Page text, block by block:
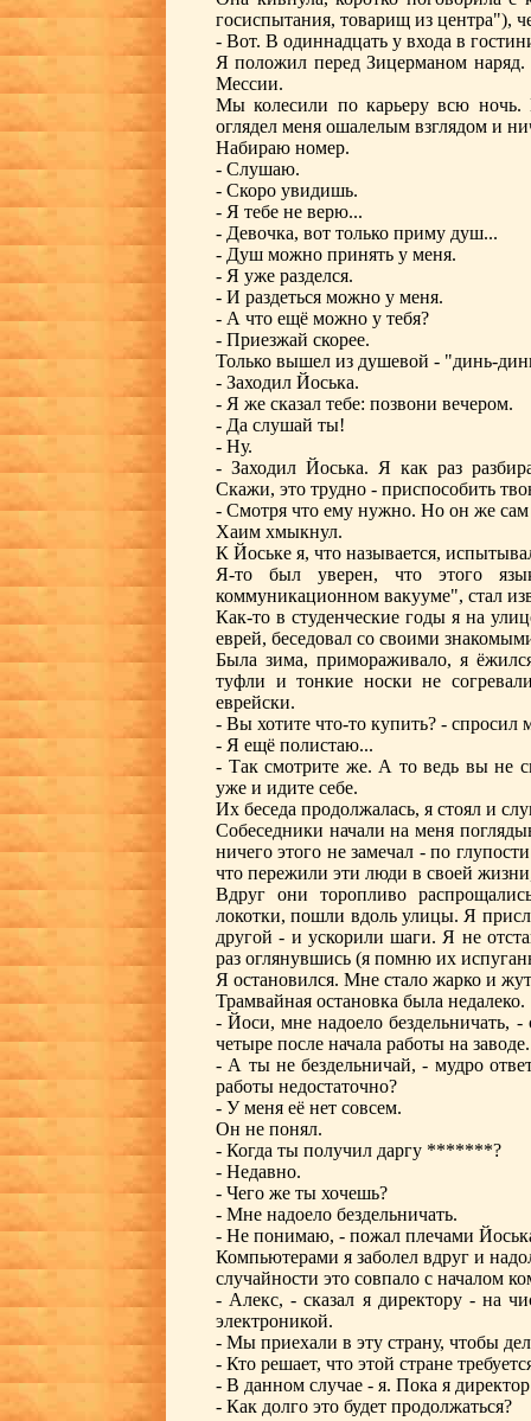
госиспытания, товарищ из центра"),
- Вот. В одиннадцать у входа в
Я положил перед Зицерманом
Мессии.
Мы колесили по карьеру всю ночь.
оглядел меня ошалелым взглядом и
Набираю номер.
- Слушаю.
- Скоро увидишь.
- Я тебе не верю...
- Девочка, вот только приму душ...
- Душ можно принять у меня.
- Я уже разделся.
- И раздеться можно у меня.
- А что ещё можно у тебя?
- Приезжай скорее.
Только вышел из душевой - "динь-
- Заходил Йоська.
- Я же сказал тебе: позвони вечером.
- Да слушай ты!
- Ну.
- Заходил Йоська. Я как раз
Скажи, это трудно - приспособить
- Смотря что ему нужно. Но он же сам
Хаим хмыкнул.
К Йоське я, что называется,
Я-то был уверен, что этого
коммуникационном вакууме", стал
Как-то в студенческие годы я на
еврей, беседовал со своими
Была зима, примораживало, я
туфли и тонкие носки не
еврейски.
- Вы хотите что-то купить? - спросил
- Я ещё полистаю...
- Так смотрите же. А то ведь вы не
уже и идите себе.
Их беседа продолжалась, я стоял и
Собеседники начали на меня
ничего этого не замечал - по
что пережили эти люди в своей
Вдруг они торопливо
локотки, пошли вдоль улицы. Я
другой - и ускорили шаги. Я не
раз оглянувшись (я помню их
Я остановился. Мне стало жарко и
Трамвайная остановка была недалеко.
- Йоси, мне надоело бездельничать,
четыре после начала работы на заводе.
- А ты не бездельничай, - мудро
работы недостаточно?
- У меня её нет совсем.
Он не понял.
- Когда ты получил даргу *******?
- Недавно.
- Чего же ты хочешь?
- Мне надоело бездельничать.
- Не понимаю, - пожал плечами
Компьютерами я заболел вдруг и
случайности это совпало с началом
- Алекс, - сказал я директору - на
электроникой.
- Мы приехали в эту страну, чтобы
- Кто решает, что этой стране
- В данном случае - я. Пока я директор
- Как долго это будет продолжаться?